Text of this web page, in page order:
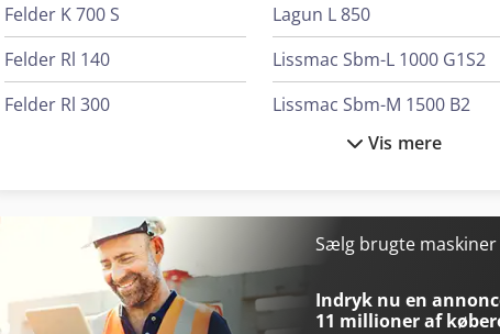
Felder K 700 S
Felder Rl 140
Felder Rl 300
Graule As 450
Lagun L 1400
Lagun L 850
Lissmac Sbm-L 1000 G1S2
Lissmac Sbm-M 1500 B2
Lissmac Sbm-Xl 1500 S2B2
Mercedes-Benz Mb Trac
Vis mere
Sælg brugte
Indryk nu en
11 millioner af